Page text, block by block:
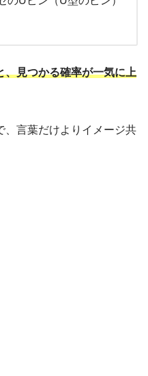
、見つかる確率が一気に上
、言葉だけよりイメージ共